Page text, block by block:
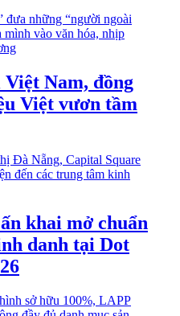
Nam, đồng
Việt vươn tầm
khai mở chuẩn
danh tại Dot